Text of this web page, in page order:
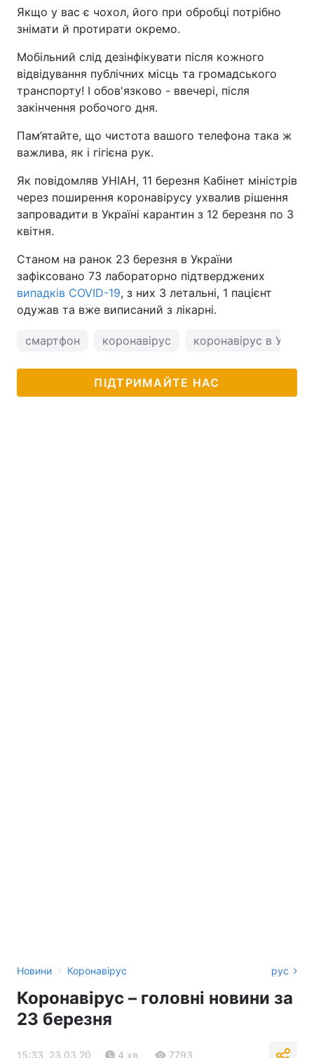
Якщо у вас є чохол, його при обробці потрібно
знімати й протирати окремо.
Мобільний слід дезінфікувати після кожного
відвідування публічних місць та громадського
транспорту! І обов'язково - ввечері, після
закінчення робочого дня.
Пам’ятайте, що чистота вашого телефона така ж
важлива, як і гігієна рук.
Як повідомляв УНІАН, 11 березня Кабінет міністрів
через поширення коронавірусу ухвалив рішення
запровадити в Україні карантин з 12 березня по 3
квітня.
Станом на ранок 23 березня в України
зафіксовано 73 лабораторно підтверджених
випадків COVID-19, з них 3 летальні, 1 пацієнт
одужав та вже виписаний з лікарні.
смартфон коронавірус коронавірус в Україні
ПІДТРИМАЙТЕ НАС
Новини › Коронавірус рус
Коронавірус – головні новини за
23 березня
15:33, 23.03.20 4 хв. 7793